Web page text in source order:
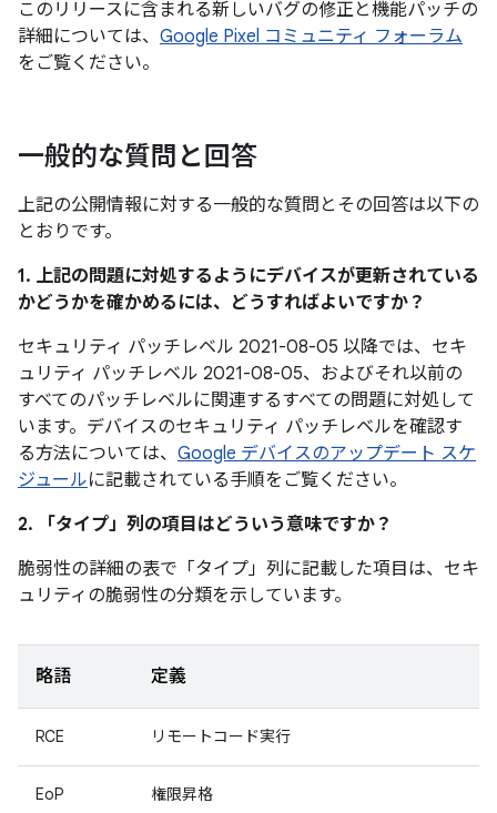
このリリースに含まれる新しいバグの修正と機能パッチの
詳細については、 Google Pixel コミュニティ フォーラム
をご覧ください。
一般的な質問と回答
上記の公開情報に対する一般的な質問とその回答は以下の
とおりです。
1. 上記の問題に対処するようにデバイスが更新されている
かどうかを確かめるには、どうすればよいですか？
セキュリティ パッチレベル 2021-08-05 以降では、セキ
ュリティ パッチレベル 2021-08-05、およびそれ以前の
すべてのパッチレベルに関連するすべての問題に対処して
います。デバイスのセキュリティ パッチレベルを確認す
る方法については、 Google デバイスのアップデート スケ
ジュールに記載されている手順をご覧ください。
2. 「タイプ」 列の項目はどういう意味ですか？
脆弱性の詳細の表で「タイプ」 列に記載した項目は、セキ
ュリティの脆弱性の分類を示しています。
略語 定義
RCE リモートコード実行
EoP 権限昇格